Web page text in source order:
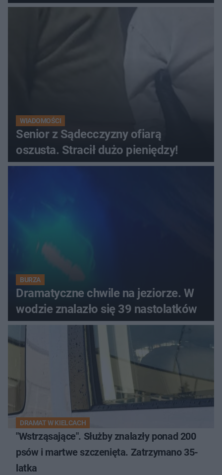
WIADOMOŚCI
Senior z Sądecczyzny ofiarą
oszusta. Stracił dużo pieniędzy!
BURZA
Dramatyczne chwile na jeziorze. W
wodzie znalazło się 39 nastolatków
DRAMAT W KIELCACH
"Wstrząsające". Służby znalazły ponad 200
psów i martwe szczenięta. Zatrzymano 35-
latka